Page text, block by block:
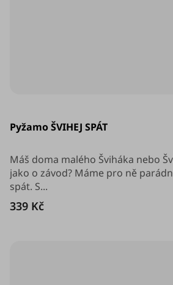
Pyžamo ŠVIHEJ SPÁT
hodnocení
produktu
z
5
hvězdiček.
339 Kč
Máš doma malého Šviháka nebo
jako o závod? Máme pro ně
spát. S...